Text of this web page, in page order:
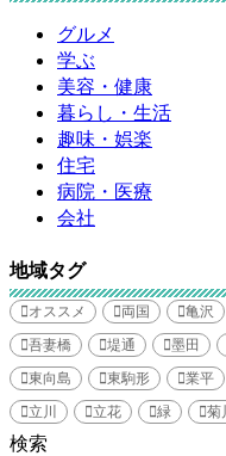
グルメ
学ぶ
美容・健康
暮らし・生活
趣味・娯楽
住宅
病院・医療
会社
地域タグ
オススメ 両国 亀沢
吾妻橋
堤通 墨田
東向島
東駒形 業平
立川
立花 緑 菊
検索